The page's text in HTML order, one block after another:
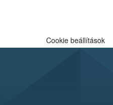
Cookie beállítások